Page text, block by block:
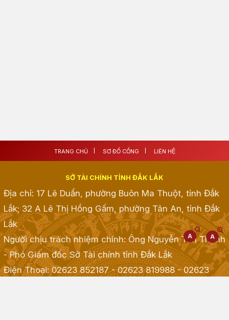
TRANG CHỦ SƠ ĐỒ CỔNG LIÊN HỆ
SỞ TÀI CHÍNH TỈNH ĐẮK LẮK
Địa chỉ: 17 Lê Duẩn, phường Buôn Ma Thuột, tỉnh Đắk
Lắk; 32 A Lê Thị Hồng Gấm, phường Tân An, tỉnh Đắk
Lắk
Người chịu trách nhiệm chính: Ông Nguyễn Tấn Thành
- Phó Giám đốc Sở Tài chính tỉnh Đắk Lắk
Điện Thoại: 02623 852187 - 02623 819988 - 02623